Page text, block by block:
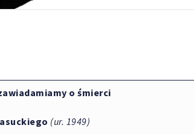
o śmierci
(ur. 1949)